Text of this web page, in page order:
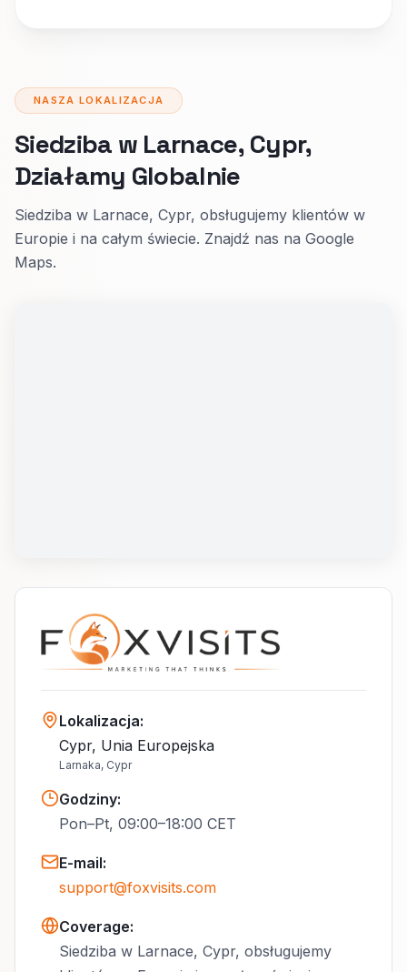
NASZA LOKALIZACJA
Siedziba w Larnace, Cypr,
Działamy Globalnie
Siedziba w Larnace, Cypr, obsługujemy klientów w
Europie i na całym świecie. Znajdź nas na Google
Maps.
Lokalizacja:
Cypr, Unia Europejska
Larnaka, Cypr
Godziny:
Pon–Pt, 09:00–18:00 CET
E-mail:
support@foxvisits.com
Coverage:
Siedziba w Larnace, Cypr, obsługujemy